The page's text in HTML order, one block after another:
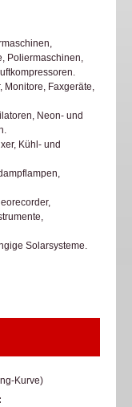
Poliermaschinen,
Faxgeräte,
Neon- und
Kühl- und
Solarsysteme.
Kurve)​